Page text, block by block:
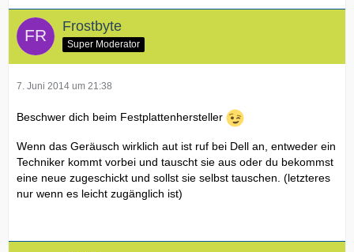
Frostbyte
Super Moderator
7. Juni 2014 um 21:38
Beschwer dich beim Festplattenhersteller
Wenn das Geräusch wirklich aut ist ruf bei Dell an, entweder ein
Techniker kommt vorbei und tauscht sie aus oder du bekommst
eine neue zugeschickt und sollst sie selbst tauschen. (letzteres
nur wenn es leicht zugänglich ist)